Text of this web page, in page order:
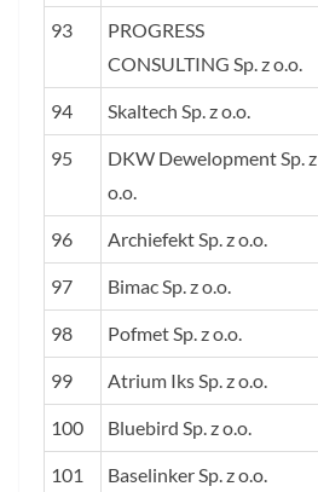
93
PROGRESS
CONSULTING Sp. z o.o.
94 Skaltech Sp. z o.o.
95
DKW Dewelopment Sp. z
o.o.
96 Archiefekt Sp. z o.o.
97 Bimac Sp. z o.o.
98 Pofmet Sp. z o.o.
99 Atrium Iks Sp. z o.o.
100 Bluebird Sp. z o.o.
101 Baselinker Sp. z o.o.